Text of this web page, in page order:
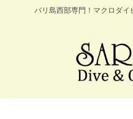
バリ島西部専門！マクロダイ